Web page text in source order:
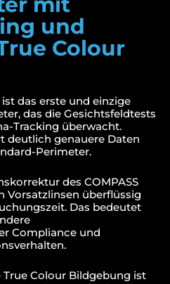
und
Colour
ist das erste und einzige
das die Gesichtsfeldtests
Tracking überwacht.
deutlich genauere Daten
Perimeter.
des COMPASS
Vorsatzlinsen überflüssig
Das bedeutet
Compliance und
Colour Bildgebung ist